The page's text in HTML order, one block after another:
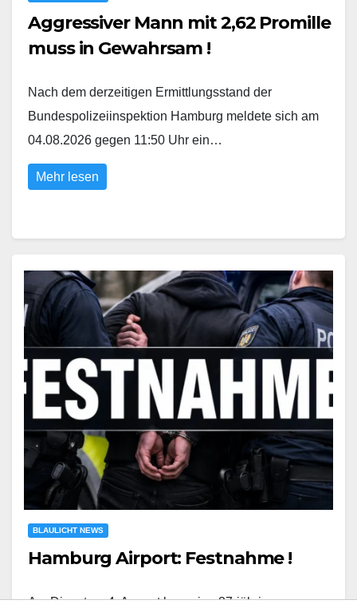
Aggressiver Mann mit 2,62 Promille
muss in Gewahrsam !
Nach dem derzeitigen Ermittlungsstand der
Bundespolizeiinspektion Hamburg meldete sich am
04.08.2026 gegen 11:50 Uhr ein…
Mehr lesen
BLAULICHT NEWS
Hamburg Airport: Festnahme !
Am Dienstag, 4. August kam eine 37-jährige